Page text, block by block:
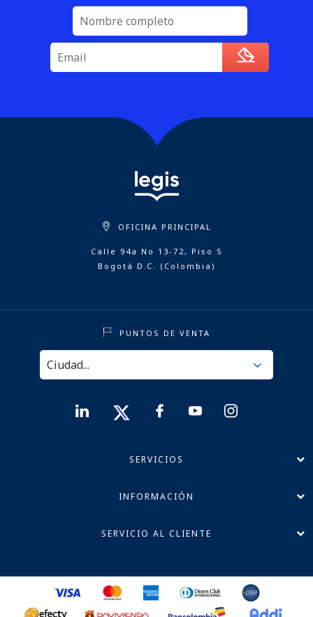
OFICINA PRINCIPAL
Calle 94a No 13-72, Piso 5
Bogotá D.C. (Colombia)
PUNTOS DE VENTA
SERVICIOS
INFORMACIÓN
SERVICIO AL CLIENTE